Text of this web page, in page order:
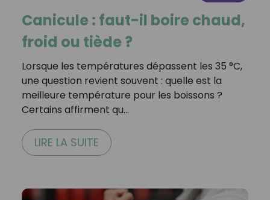
Canicule : faut-il boire chaud,
froid ou tiède ?
Lorsque les températures dépassent les 35 °C,
une question revient souvent : quelle est la
meilleure température pour les boissons ?
Certains affirment qu…
LIRE LA SUITE